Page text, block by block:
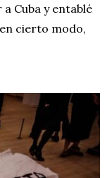
Cuba y entablé
cierto modo,